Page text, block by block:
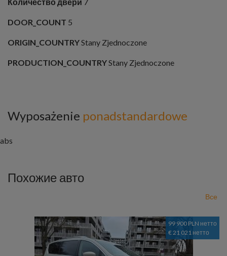
DOOR_COUNT 5
ORIGIN_COUNTRYStany Zjednoczone
PRODUCTION_COUNTRYStany Zjednoczone
Wyposażenie ponadstandardowe
abs
Похожие авто
Все
99 900 PLN нетто
€ 21 021 нетто